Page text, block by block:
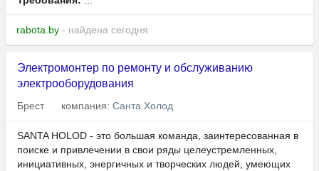
rabota.by - найдена сегодня
Электромонтер по ремонту и обслуживанию
электрооборудования
Брест компания: Санта Холод
SANTA HOLOD - это большая команда, заинтересованная в
поиске и привлечении в свои ряды целеустремленных,
инициативных, энергичных и творческих людей, умеющих